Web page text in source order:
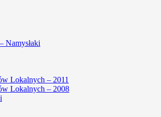
Namysłaki
Lokalnych – 2011
Lokalnych – 2008